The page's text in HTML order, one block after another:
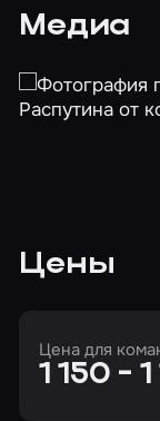
Медиа
Цены
Цена для
1 150 -